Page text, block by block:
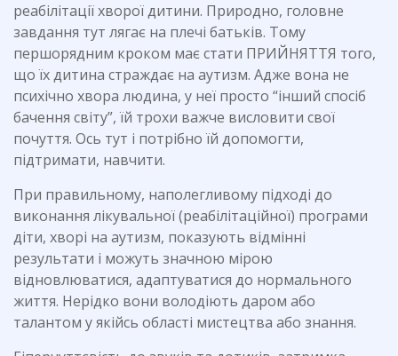
реабілітації хворої дитини. Природно, головне
завдання тут лягає на плечі батьків. Тому
першорядним кроком має стати ПРИЙНЯТТЯ того,
що їх дитина страждає на аутизм. Адже вона не
психічно хвора людина, у неї просто “інший спосіб
бачення світу”, їй трохи важче висловити свої
почуття. Ось тут і потрібно їй допомогти,
підтримати, навчити.
При правильному, наполегливому підході до
виконання лікувальної (реабілітаційної) програми
діти, хворі на аутизм, показують відмінні
результати і можуть значною мірою
відновлюватися, адаптуватися до нормального
життя. Нерідко вони володіють даром або
талантом у якійсь області мистецтва або знання.